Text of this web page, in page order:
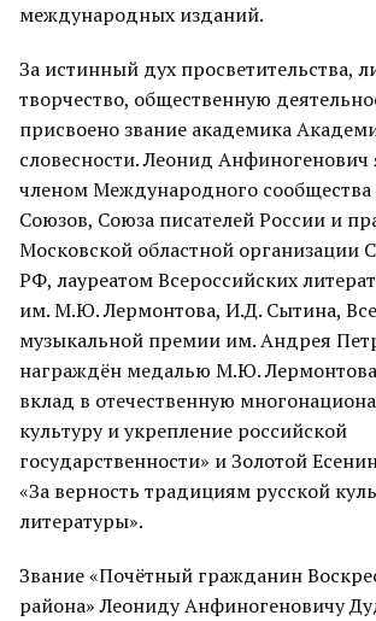
международных изданий.
За истинный дух просветительства,
творчество, общественную
присвоено звание академика
словесности. Леонид Анфиногенович
членом Международного сообщества
Союзов, Союза писателей России и
Московской областной организации
РФ, лауреатом Всероссийских
им. М.Ю. Лермонтова, И.Д. Сытина,
музыкальной премии им. Андрея
награждён медалью М.Ю.
вклад в отечественную
культуру и укрепление российской
государственности» и Золотой
«За верность традициям русской
литературы».
Звание «Почётный гражданин
района» Леониду Анфиногеновичу